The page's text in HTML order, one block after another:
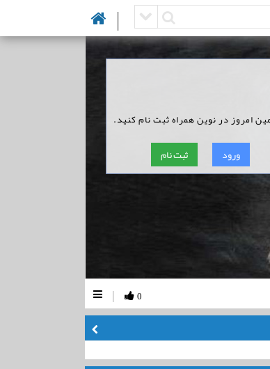
|
امروز در نوین همراه ثبت نام کنید.
ورود ثبت نام
0
|